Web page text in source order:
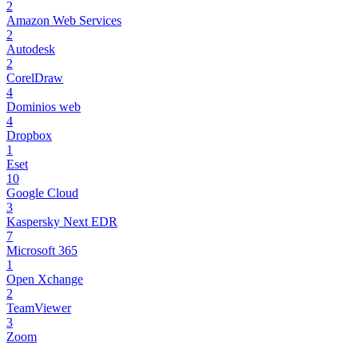
2
Amazon Web Services
2
Autodesk
2
CorelDraw
4
Dominios web
4
Dropbox
1
Eset
10
Google Cloud
3
Kaspersky Next EDR
7
Microsoft 365
1
Open Xchange
2
TeamViewer
3
Zoom